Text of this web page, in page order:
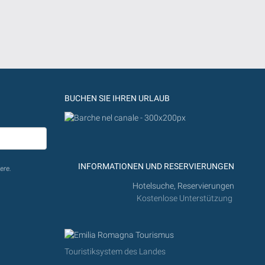
BUCHEN SIE IHREN URLAUB
INFORMATIONEN UND RESERVIERUNGEN
Hotelsuche, Reservierungen
Kostenlose Unterstützung
Touristiksystem des Landes